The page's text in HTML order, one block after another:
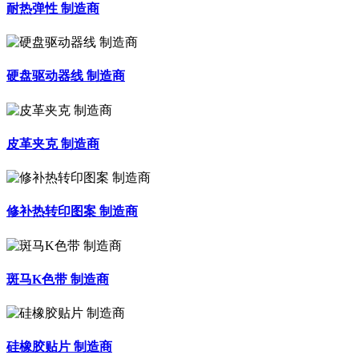
耐热弹性 制造商
硬盘驱动器线 制造商
皮革夹克 制造商
修补热转印图案 制造商
斑马K色带 制造商
硅橡胶贴片 制造商